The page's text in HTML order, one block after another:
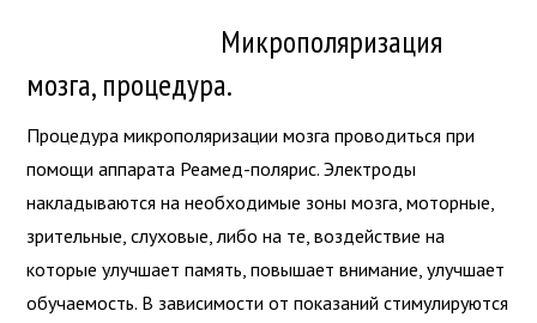
Микрополяризация
мозга, процедура.
Процедура микрополяризации мозга проводиться при
помощи аппарата Реамед-полярис. Электроды
накладываются на необходимые зоны мозга, моторные,
зрительные, слуховые, либо на те, воздействие на
которые улучшает память, повышает внимание, улучшает
обучаемость. В зависимости от показаний стимулируются